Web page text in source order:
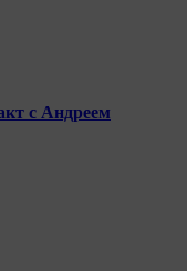
с Андреем